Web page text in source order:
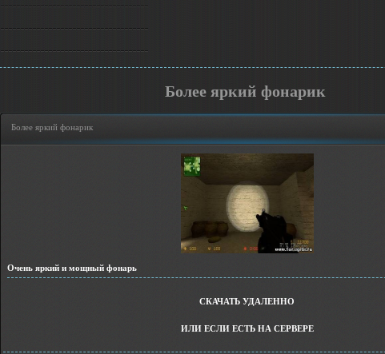
Более яркий фонарик
Более яркий фонарик
Очень яркий и мощный фонарь
СКАЧАТЬ УДАЛЕННО
ИЛИ ЕСЛИ ЕСТЬ НА СЕРВЕРЕ